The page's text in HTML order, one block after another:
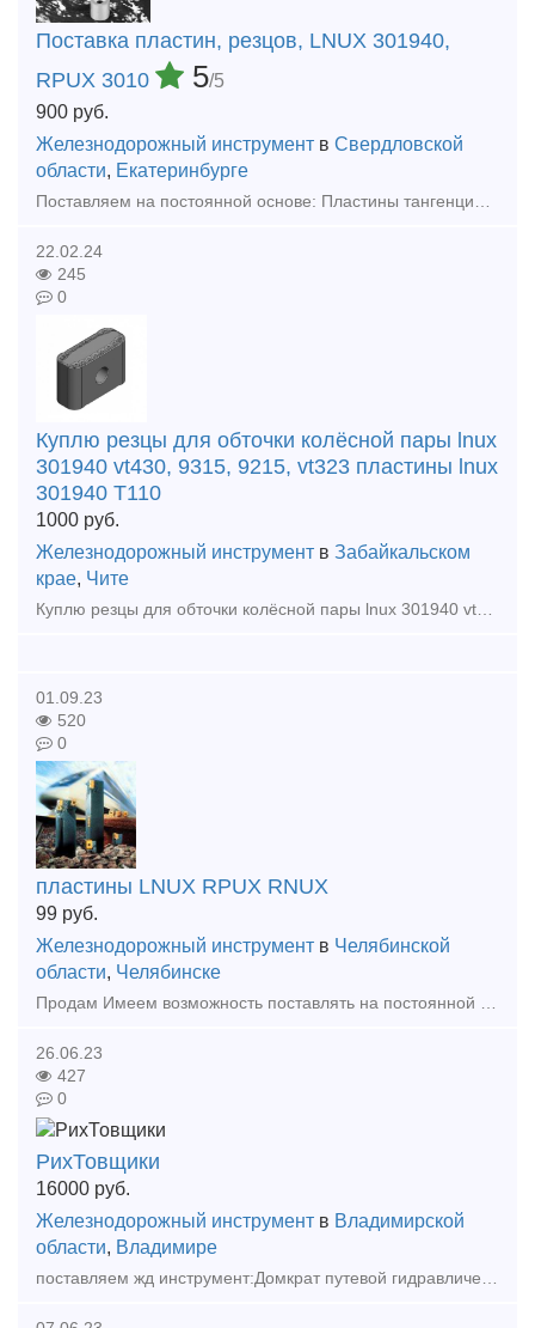
Поставка пластин, резцов, LNUX 301940,
RPUX 3010
5/5
900 руб.
Железнодорожный инструмент в Свердловской
области, Екатеринбурге
Поставляем на постоянной основе: Пластины тангенциальные LNUX 301940 VT430 LNUX 301940 PRAMET LNUX301940 АТ15S WIDIA LNUX 301940 ATM WIDIA LNMX 301940 NC3220 KORLOY LNUX 301940 MM2 SANDVIK LNUX
22.02.24
245
0
Куплю резцы для обточки колёсной пары lnux
301940 vt430, 9315, 9215, vt323 пластины lnux
301940 T110
1000 руб.
Железнодорожный инструмент в Забайкальском
крае, Чите
Куплю резцы для обточки колёсной пары lnux 301940 vt430, 9315, 9215, vt323 пластины lnux 301940 vt323 vpt-nn пластины тангенциальные lnux 301940 sn-dm 9215, pramet7715 lnmx 301940-56 grade vt110 p
01.09.23
520
0
пластины LNUX RPUX RNUX
99 руб.
Железнодорожный инструмент в Челябинской
области, Челябинске
Продам Имеем возможность поставлять на постоянной основе! Пластины для обработки колесных пар и рельсов, всегда в наличии в больших кол-вах! цена договорная цены по запросу согласно Вашей потребности!
26.06.23
427
0
РихТовщики
16000 руб.
Железнодорожный инструмент в Владимирской
области, Владимире